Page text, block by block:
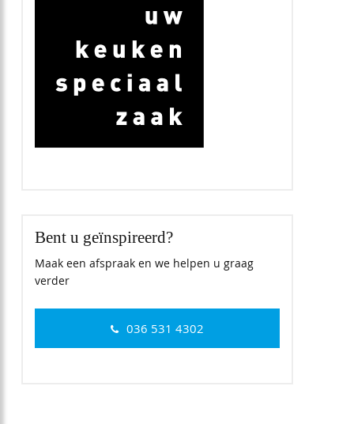
Bent u geïnspireerd?
Maak een afspraak en we helpen u graag
verder
036 531 4302